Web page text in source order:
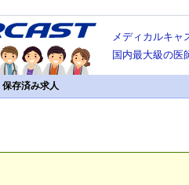
メディカルキャ
国内最大級の医
保存済み求人